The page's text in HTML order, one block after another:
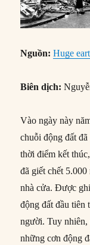
Nguồn: Huge
Biên dịch:
Vào ngày này
chuỗi động đất
thời điểm kết
đã giết chết
nhà cửa. Được
động đất đầu tiên
người. Tuy nhiên,
những cơn động